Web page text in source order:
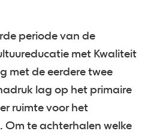
periode van de
met Kwaliteit
met de eerdere twee
lag op het primaire
ruimte voor het
Om te achterhalen welke